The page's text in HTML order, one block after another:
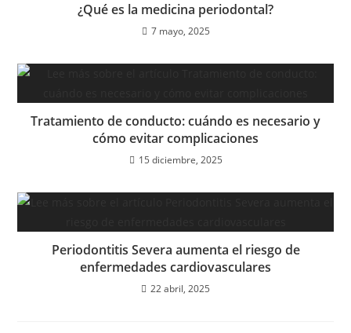
¿Qué es la medicina periodontal?
7 mayo, 2025
Tratamiento de conducto: cuándo es necesario y
cómo evitar complicaciones
15 diciembre, 2025
Periodontitis Severa aumenta el riesgo de
enfermedades cardiovasculares
22 abril, 2025